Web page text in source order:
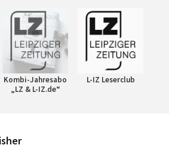
Kombi-Jahresabo
„LZ & L-IZ.de“
L-IZ Leserclub